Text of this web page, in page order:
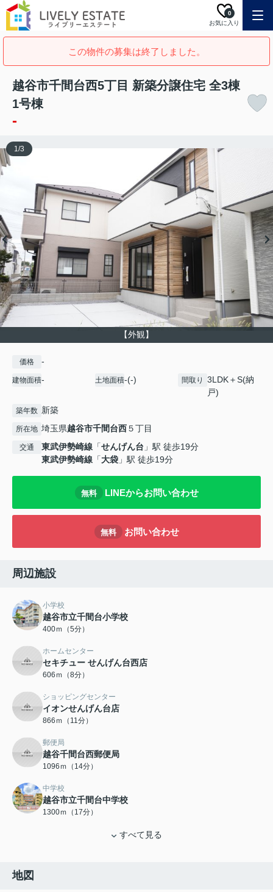
お気に入り
0
この物件の募集は終了しました。
越谷市千間台西5丁目 新築分譲住宅 全3棟
1号棟
-
【外観】
1/3
価格 -
建物面積- 土地面積-(-) 間取り
3LDK＋S(納
戸)
築年数 新築
所在地 埼玉県越谷市千間台西５丁目
交通 東武伊勢崎線 「せんげん台 」駅 徒歩19分
東武伊勢崎線 「大袋 」駅 徒歩19分
無料 LINEからお問い合わせ
無料 お問い合わせ
周辺施設
小学校
越谷市立千間台小学校
400ｍ（5分）
ホームセンター
セキチュー せんげん台西店
606ｍ（8分）
ショッピングセンター
イオンせんげん台店
866ｍ（11分）
郵便局
越谷千間台西郵便局
1096ｍ（14分）
中学校
越谷市立千間台中学校
1300ｍ（17分）
すべて見る
地図